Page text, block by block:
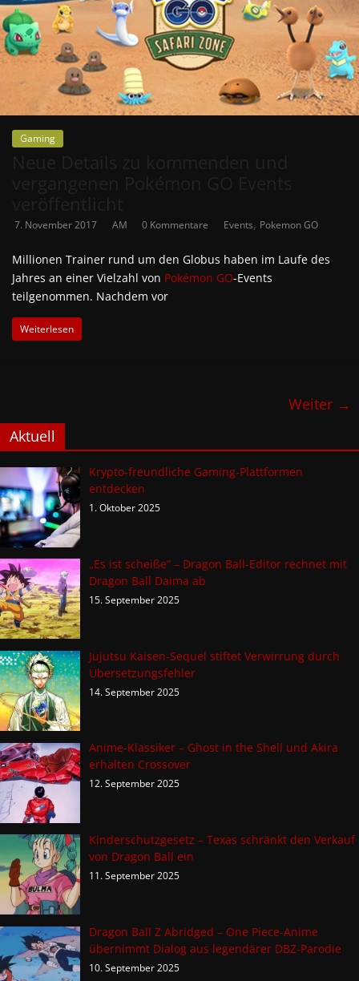
Gaming
7. November 2017 AM 0 Kommentare Events, Pokemon GO
Millionen Trainer rund um den Globus haben im Laufe des
Jahres an einer Vielzahl von Pokémon GO-Events
teilgenommen. Nachdem vor
Weiterlesen
Weiter →
Aktuell
Krypto-freundliche Gaming-Plattformen
entdecken
1. Oktober 2025
„Es ist scheiße“ – Dragon Ball-Editor rechnet mit
Dragon Ball Daima ab
15. September 2025
Jujutsu Kaisen-Sequel stiftet Verwirrung durch
Übersetzungsfehler
14. September 2025
Anime-Klassiker – Ghost in the Shell und Akira
erhalten Crossover
12. September 2025
Kinderschutzgesetz – Texas schränkt den Verkauf
von Dragon Ball ein
11. September 2025
Dragon Ball Z Abridged – One Piece-Anime
übernimmt Dialog aus legendärer DBZ-Parodie
10. September 2025